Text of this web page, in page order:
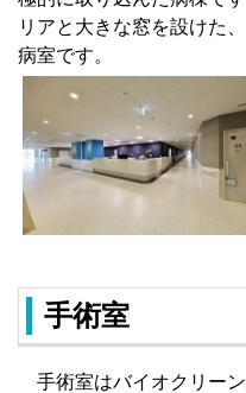
リアと大きな窓を設けた
病室です。
手術室
手術室はバイオクリー